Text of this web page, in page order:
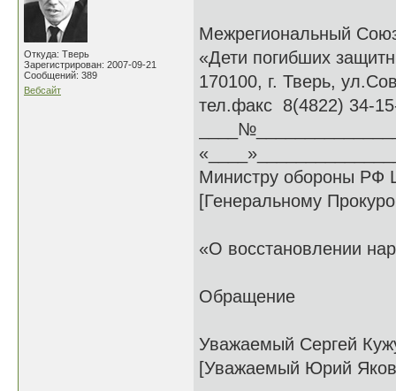
Откуда: Тверь
Зарегистрирован: 2007-09-21
Сообщений: 389
Вебсайт
Межрегиональный
«Дети погибших
170100, г. Тверь,
тел.факс 8(4822) 34-
Министру обороны РФ
[Генеральному
«О восстановлении
Обращение
Уважаемый Сергей
[Уважаемый Юрий